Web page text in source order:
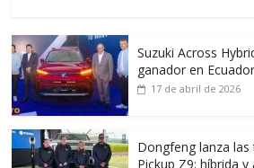
Suzuki Across
ganador en Ecuador
17 de abril de 2026
Dongfeng lanza
Pickup Z9: híbrida y